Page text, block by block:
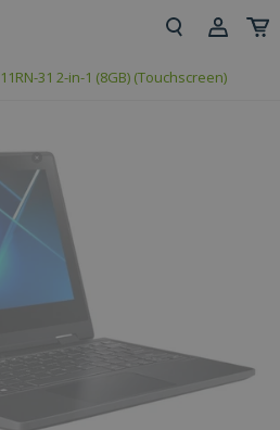
31 2-in-1 (8GB) (Touchscreen)